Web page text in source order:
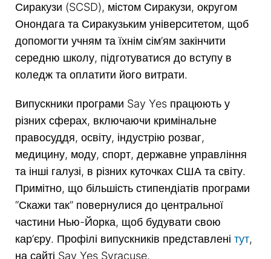
Сиракузи (SCSD), містом Сиракузи, округом
Онондага та Сиракузьким університетом, щоб
допомогти учням та їхнім сім’ям закінчити
середню школу, підготуватися до вступу в
коледж та оплатити його витрати.
Випускники програми Say Yes працюють у
різних сферах, включаючи кримінальне
правосуддя, освіту, індустрію розваг,
медицину, моду, спорт, державне управління
та інші галузі, в різних куточках США та світу.
Примітно, що більшість стипендіатів програми
“Скажи так” повернулися до центральної
частини Нью-Йорка, щоб будувати свою
кар’єру. Профілі випускників представлені тут,
на сайті Say Yes Syracuse.